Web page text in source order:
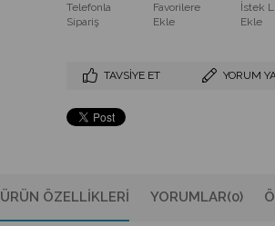
Telefonla
Sipariş
Favorilere
Ekle
İstek
Ekle
TAVSIYE ET YORUM
ÜRÜN ÖZELLIKLERI YORUMLAR(0)